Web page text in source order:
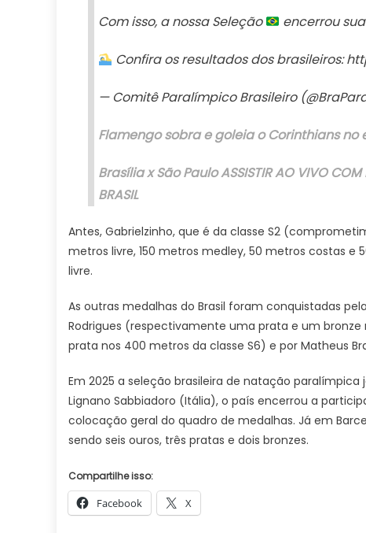
Com isso, a nossa Seleção encerrou
Confira os resultados dos brasileiros:
— Comitê Paralímpico Brasileiro
Flamengo sobra e goleia o Corinthians
Brasília x São Paulo ASSISTIR AO VIVO COM
BRASIL
Antes, Gabrielzinho, que é da classe S2
metros livre, 150 metros medley, 50 metros costas
livre.
As outras medalhas do Brasil foram conquistadas
Rodrigues (respectivamente uma prata e um bronze
prata nos 400 metros da classe S6) e por Matheus
Em 2025 a seleção brasileira de natação
Lignano Sabbiadoro (Itália), o país encerrou a
colocação geral do quadro de medalhas. Já em
sendo seis ouros, três pratas e dois bronzes.
Compartilhe isso:
Facebook X